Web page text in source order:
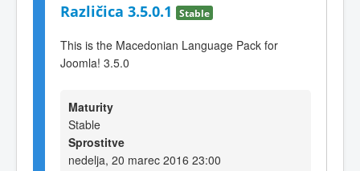
Različica 3.5.0.1 Stable
This is the Macedonian Language Pack for
Joomla! 3.5.0
Maturity
Stable
Sprostitve
nedelja, 20 marec 2016 23:00